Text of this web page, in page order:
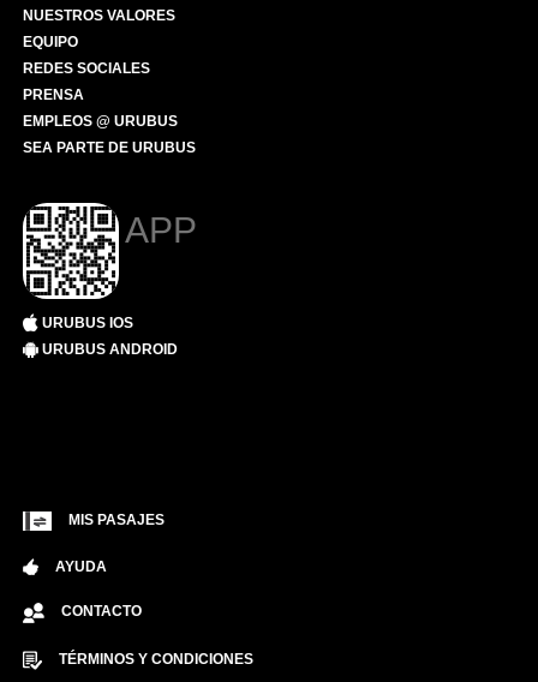
NUESTROS VALORES
EQUIPO
REDES SOCIALES
PRENSA
EMPLEOS @ URUBUS
SEA PARTE DE URUBUS
APP
URUBUS IOS
URUBUS ANDROID
MIS PASAJES
AYUDA
CONTACTO
TÉRMINOS Y CONDICIONES